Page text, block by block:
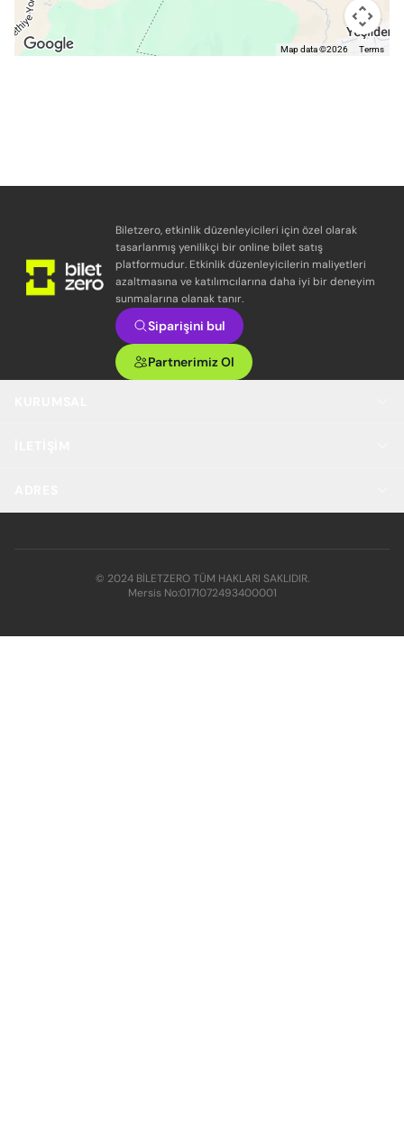
Map data ©2026 Terms
Biletzero, etkinlik düzenleyicileri için özel olarak
tasarlanmış yenilikçi bir online bilet satış
platformudur. Etkinlik düzenleyicilerin maliyetleri
azaltmasına ve katılımcılarına daha iyi bir deneyim
sunmalarına olanak tanır.
Siparişini bul
Partnerimiz Ol
© 2024 BİLETZERO TÜM HAKLARI SAKLIDIR.
Mersis No:0171072493400001